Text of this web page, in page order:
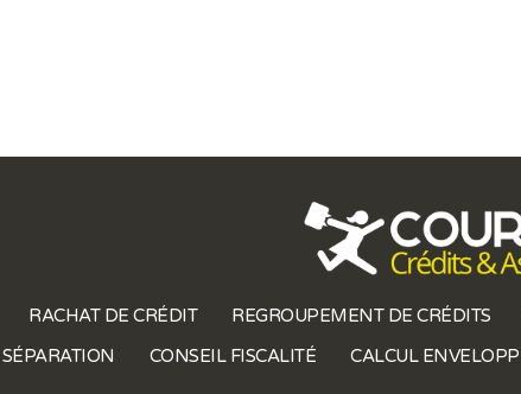
RACHAT DE CRÉDIT REGROUPEMENT DE CRÉDITS
CONSEIL FISCALITÉ CALCUL